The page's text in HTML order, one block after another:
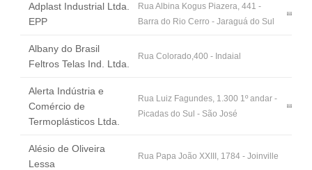
Adplast Industrial Ltda.
EPP
Rua Albina Kogus Piazera, 441 -
Barra do Rio Cerro - Jaraguá do Sul
Albany do Brasil
Feltros Telas Ind. Ltda.
Rua Colorado,400 - Indaial
Alerta Indústria e
Comércio de
Termoplásticos Ltda.
Rua Luiz Fagundes, 1.300 1º andar -
Picadas do Sul - São José
Alésio de Oliveira
Lessa
Rua Papa João XXIII, 1784 - Joinville